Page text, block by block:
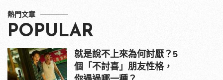
熱門文章
POPULAR
就是說不上來為何討厭？5
個「不討喜」朋友性格，